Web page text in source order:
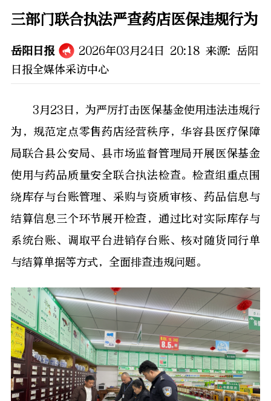
三部门联合执法严查药店医保违规行为
岳阳日报 2026年03月24日 20:18 来源: 岳阳
日报全媒体采访中心
3月23日，为严厉打击医保基金使用违法违规行
为，规范定点零售药店经营秩序，华容县医疗保障
局联合县公安局、县市场监督管理局开展医保基金
使用与药品质量安全联合执法检查。检查组重点围
绕库存与台账管理、采购与资质审核、药品信息与
结算信息三个环节展开检查，通过比对实际库存与
系统台账、调取平台进销存台账、核对随货同行单
与结算单据等方式，全面排查违规问题。